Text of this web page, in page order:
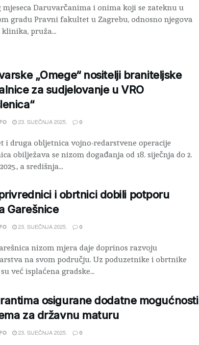
mjeseca Daruvarčanima i onima koji se zateknu u
gradu Pravni fakultet u Zagrebu, odnosno njegova
pruža...
„Omege“ nositelji braniteljske
za sudjelovanje u VRO
23. SIJEČNJA 2025. 0
i druga obljetnica vojno-redarstvene operacije
obilježava se nizom događanja od 18. siječnja do 2.
a središnja...
i obrtnici dobili potporu
Garešnice
23. SIJEČNJA 2025. 0
nizom mjera daje doprinos razvoju
na svom području. Uz poduzetnike i obrtnike
već isplaćena gradske...
osigurane dodatne mogućnosti
za državnu maturu
23. SIJEČNJA 2025. 0